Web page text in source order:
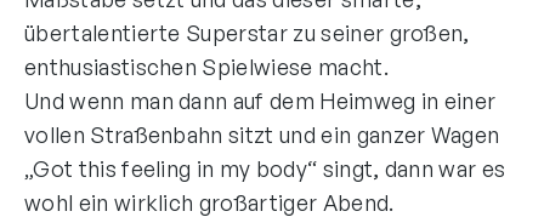
übertalentierte Superstar zu seiner großen,
enthusiastischen Spielwiese macht.
Und wenn man dann auf dem Heimweg in einer
vollen Straßenbahn sitzt und ein ganzer Wagen
„Got this feeling in my body“ singt, dann war es
wohl ein wirklich großartiger Abend.